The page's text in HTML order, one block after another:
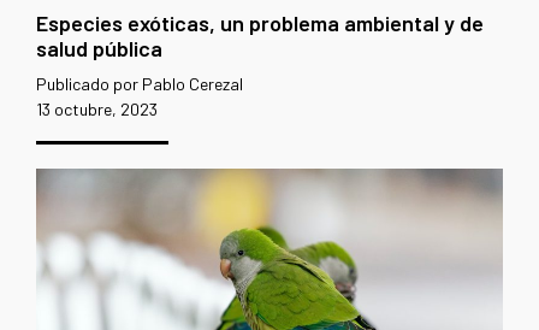
Especies exóticas, un problema ambiental y de
salud pública
Publicado por Pablo Cerezal
13 octubre, 2023